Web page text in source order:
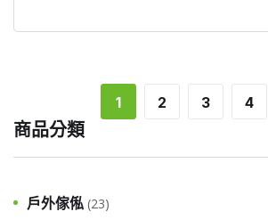
1 2 3 4
商品分類
戶外傢俬 (23)